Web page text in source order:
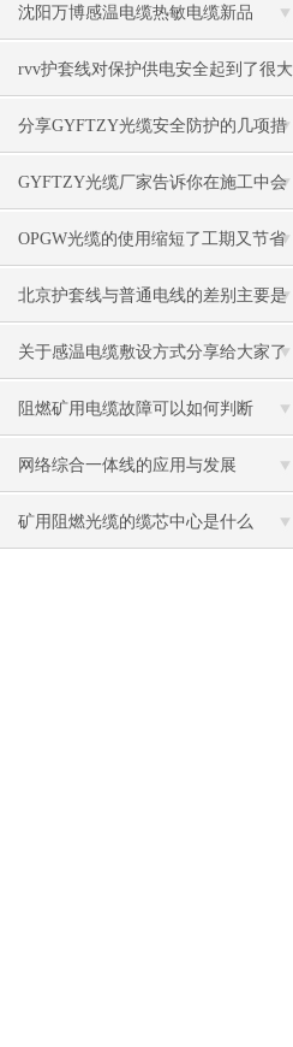
沈阳万博感温电缆热敏电缆新品
rvv护套线对保护供电安全起到了很大
的作用
分享GYFTZY光缆安全防护的几项措
施
GYFTZY光缆厂家告诉你在施工中会
遇到哪些问题
OPGW光缆的使用缩短了工期又节省
施工费用
北京护套线与普通电线的差别主要是
电缆尺寸较大
关于感温电缆敷设方式分享给大家了
解下
阻燃矿用电缆故障可以如何判断
网络综合一体线的应用与发展
矿用阻燃光缆的缆芯中心是什么